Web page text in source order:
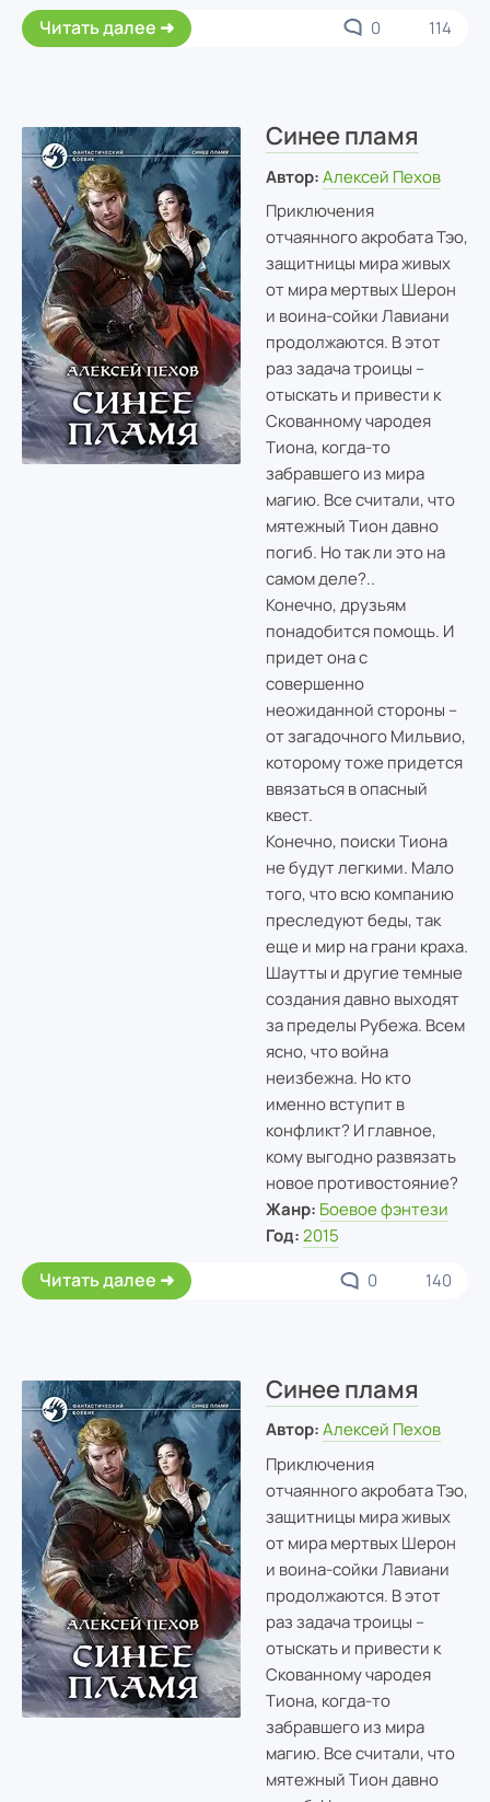
Читать далее 0 114
Синее пламя
Автор: Алексей Пехов
Приключения
отчаянного акробата Тэо,
защитницы мира живых
от мира мертвых Шерон
и воина-сойки Лавиани
продолжаются. В этот
раз задача троицы –
отыскать и привести к
Скованному чародея
Тиона, когда-то
забравшего из мира
магию. Все считали, что
мятежный Тион давно
погиб. Но так ли это на
самом деле?..
Конечно, друзьям
понадобится помощь. И
придет она с
совершенно
неожиданной стороны –
от загадочного Мильвио,
которому тоже придется
ввязаться в опасный
квест.
Конечно, поиски Тиона
не будут легкими. Мало
того, что всю компанию
преследуют беды, так
еще и мир на грани краха.
Шаутты и другие темные
создания давно выходят
за пределы Рубежа. Всем
ясно, что война
неизбежна. Но кто
именно вступит в
конфликт? И главное,
кому выгодно развязать
новое противостояние?
Жанр: Боевое фэнтези
Год: 2015
Читать далее 0 140
Синее пламя
Автор: Алексей Пехов
Приключения
отчаянного акробата Тэо,
защитницы мира живых
от мира мертвых Шерон
и воина-сойки Лавиани
продолжаются. В этот
раз задача троицы –
отыскать и привести к
Скованному чародея
Тиона, когда-то
забравшего из мира
магию. Все считали, что
мятежный Тион давно